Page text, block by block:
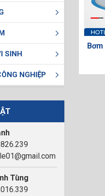
SINH
NGHIỆP
Tùng